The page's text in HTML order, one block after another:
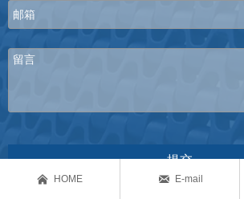
提交
 HOME  E-mail